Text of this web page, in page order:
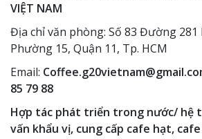
VIỆT NAM
Địa chỉ văn phòng: Số 83 Đường
Phường 15, Quận 11, Tp. HCM
Email:
85 79 88
Hợp tác phát triển trong nước/ hệ
vấn khẩu vị, cung cấp cafe hạt,